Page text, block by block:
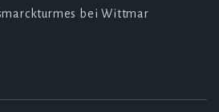
bei Wittmar